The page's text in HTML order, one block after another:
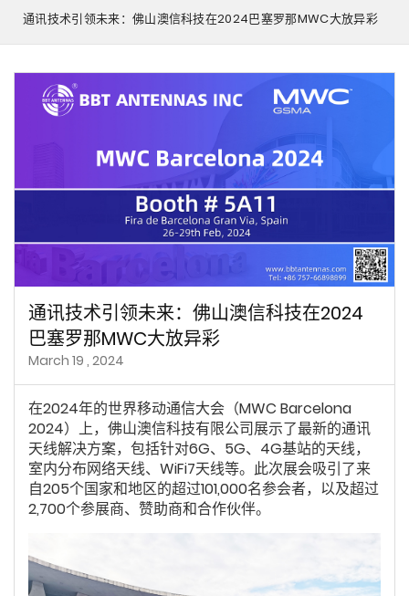
通讯技术引领未来：佛山澳信科技在2024巴塞罗那MWC大放异彩
通讯技术引领未来：佛山澳信科技在2024
巴塞罗那MWC大放异彩
March 19 , 2024
在2024年的世界移动通信大会（MWC Barcelona
2024）上，佛山澳信科技有限公司展示了最新的通讯
天线解决方案，包括针对6G、5G、4G基站的天线，
室内分布网络天线、WiFi7天线等。此次展会吸引了来
自205个国家和地区的超过101,000名参会者，以及超过
2,700个参展商、赞助商和合作伙伴。